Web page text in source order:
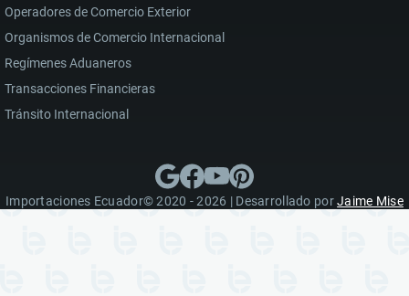
Operadores de Comercio Exterior
Organismos de Comercio Internacional
Regímenes Aduaneros
Transacciones Financieras
Tránsito Internacional
Importaciones Ecuador© 2020 - 2026 | Desarrollado porJaime Mise